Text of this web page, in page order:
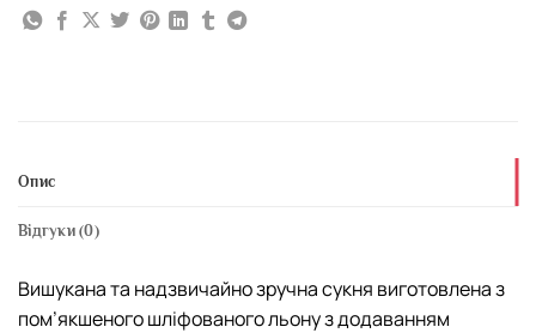
Опис
Відгуки (0)
Вишукана та надзвичайно зручна сукня виготовлена з
пом’якшеного шліфованого льону з додаванням